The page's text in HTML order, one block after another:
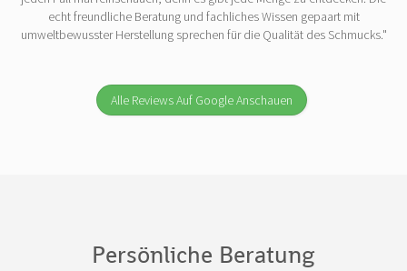
echt freundliche Beratung und fachliches Wissen gepaart mit
umweltbewusster Herstellung sprechen für die Qualität des Schmucks."
Alle Reviews Auf Google Anschauen
Persönliche Beratung